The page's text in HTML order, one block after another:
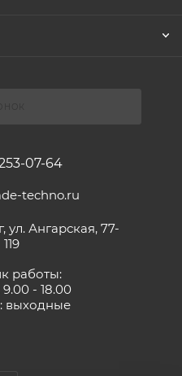
07-64
techno.ru
ул. Ангарская, 77-
119
работы:
- 18.00
выходные